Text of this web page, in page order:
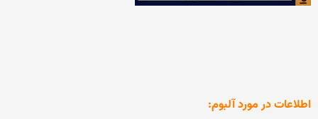
اطلاعات در مورد آلبوم: